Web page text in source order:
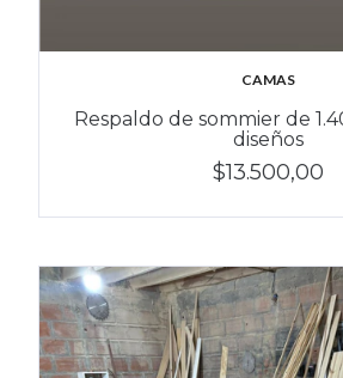
CAMAS
Respaldo de sommier de
diseños
$13.500,00